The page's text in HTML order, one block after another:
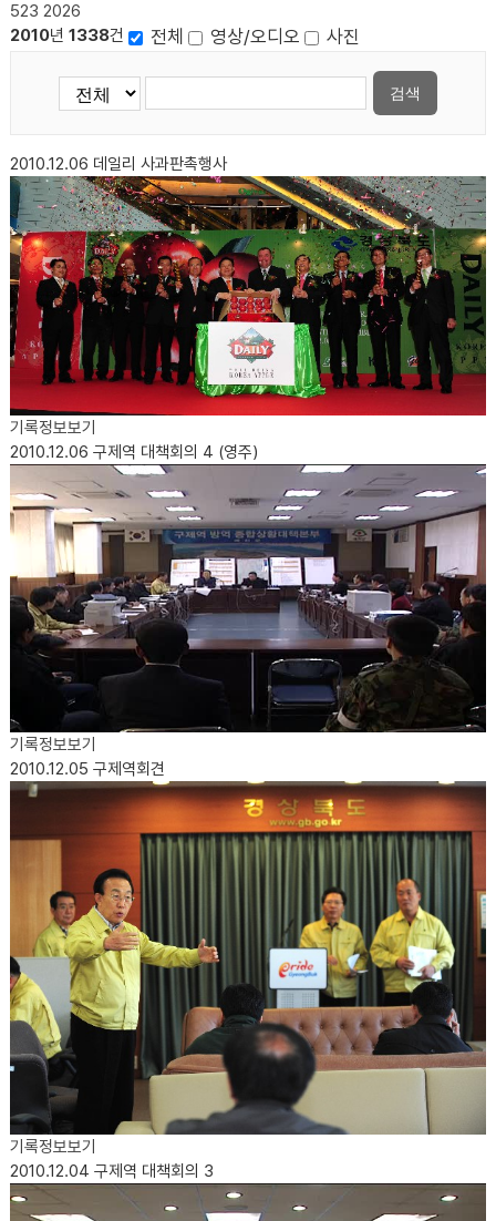
523 2026
2010년 1338건 전체 영상/오디오 사진
검색
2010.12.06 데일리 사과판촉행사
기록정보보기
2010.12.06 구제역 대책회의 4 (영주)
기록정보보기
2010.12.05 구제역회견
기록정보보기
2010.12.04 구제역 대책회의 3